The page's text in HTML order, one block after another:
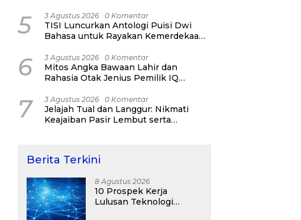
5 3 Agustus 2026 0 Komentar
TISI Luncurkan Antologi Puisi Dwi
Bahasa untuk Rayakan Kemerdekaan
6 3 Agustus 2026 0 Komentar
Mitos Angka Bawaan Lahir dan
Rahasia Otak Jenius Pemilik IQ
7 3 Agustus 2026 0 Komentar
Jelajah Tual dan Langgur: Nikmati
Keajaiban Pasir Lembut serta
Berita Terkini
8 Agustus 2026
10 Prospek Kerja
Lulusan Teknologi